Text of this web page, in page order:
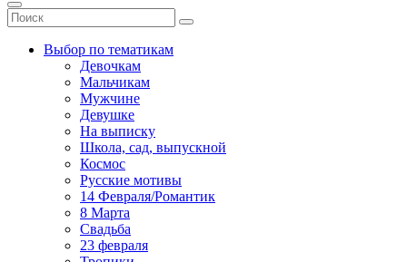
Выбор по тематикам
Девочкам
Мальчикам
Мужчине
Девушке
На выписку
Школа, сад, выпускной
Космос
Русские мотивы
14 Февраля/Романтик
8 Марта
Свадьба
23 февраля